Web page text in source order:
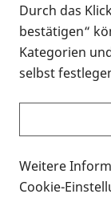
Vorlesen
Alle
Formaten
Sie möchten
suchen und
können?
Thema
für blinde und
Durch das
bestätigen“
Kategorien
selbst
Weitere
Cookie-